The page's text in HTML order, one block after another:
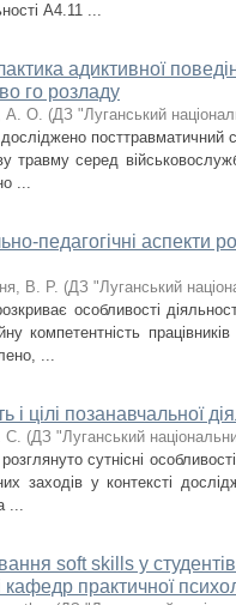
A4.11 ...
адиктивної
го розладу
А. О. (ДЗ "Луганський
досліджено
травму серед
...
педагогічні аспекти
В. Р. (ДЗ "Луганський
особливості
компетентність
...
і цілі позанавчальної
С. (ДЗ "Луганський
сутнісні
заходів у контексті
...
soft skills у студентів
кафедр практичної